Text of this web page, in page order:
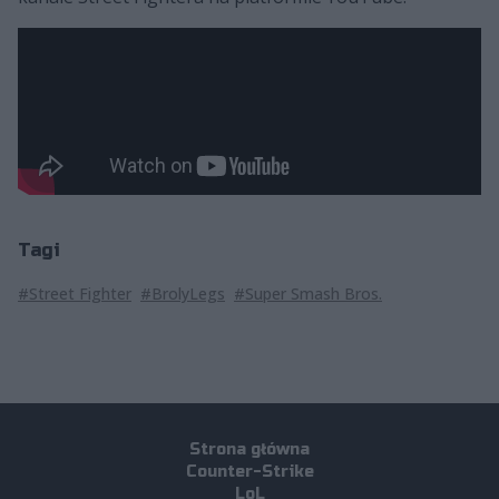
Tagi
#Street Fighter #BrolyLegs #Super Smash Bros.
Strona główna
Counter-Strike
LoL